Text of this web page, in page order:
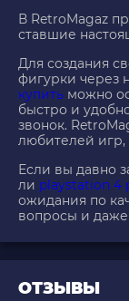
В RetroMagaz
ставшие
Для создания
фигурки через
купить можно
быстро и
звонок.
любителей игр,
Если вы давно
ли playstation 4
ожидания по
вопросы и
ОТЗЫВЫ